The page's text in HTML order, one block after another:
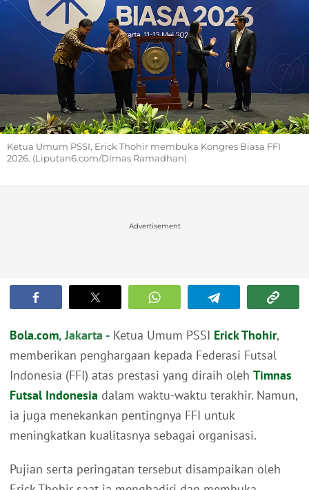
Ketua Umum PSSI, Erick Thohir membuka Kongres Biasa FFI
2026. (Liputan6.com/Dimas Ramadhan)
Advertisement
Bola.com, Jakarta - Ketua Umum PSSI Erick Thohir,
memberikan penghargaan kepada Federasi Futsal
Indonesia (FFI) atas prestasi yang diraih oleh Timnas
Futsal Indonesia dalam waktu-waktu terakhir. Namun,
ia juga menekankan pentingnya FFI untuk
meningkatkan kualitasnya sebagai organisasi.
Pujian serta peringatan tersebut disampaikan oleh